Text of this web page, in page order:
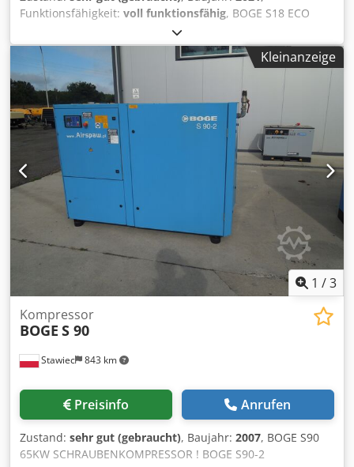
Funktionsfähigkeit: voll funktionsfähig, BOGE S18 ECO
Schraubenkompressor mit Frequenzumrichter, nach
Service Dodpfx Ajw Awrcoa Djck Technische Daten
Leistung: 2,60 m³/min (2600 l/min); Motorleistung: 18,5 kW;
Maximaldruck: 10 bar; Betriebsstunden: 12.106 h Baujahr:
2021 Nettopreis: 17.500 PLN Bruttopreis: 21.525 PLN Unten
finden Sie einen Link zur Videoaufnahme.
Kleinanzeige
1 /3
Stawiec 843 km
Kompressor
BOGE S 90
Preisinfo Anrufen
Zustand: sehr gut (gebraucht), Baujahr: 2007, BOGE S90
65KW SCHRAUBENKOMPRESSOR ! BOGE S90-2